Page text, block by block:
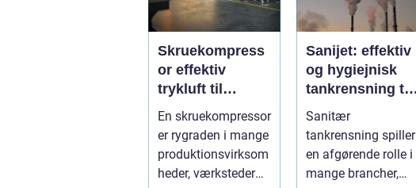
Skruekompress
or effektiv
trykluft til
industri og
værksted
En skruekompressor
er rygraden i mange
produktionsvirksom
heder, værksteder
Sanijet: effektiv
og hygiejnisk
tankrensning til
krævende
industrier
Sanitær
tankrensning spiller
en afgørende rolle i
mange brancher,